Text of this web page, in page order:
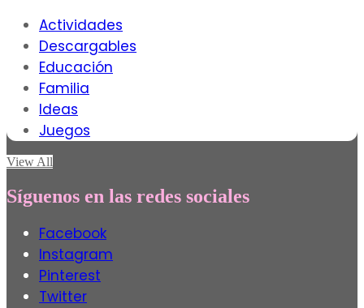
Actividades
Descargables
Educación
Familia
Ideas
Juegos
View All
Síguenos en las redes sociales
Facebook
Instagram
Pinterest
Twitter